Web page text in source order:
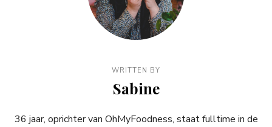
WRITTEN BY
Sabine
36 jaar, oprichter van OhMyFoodness, staat fulltime in de